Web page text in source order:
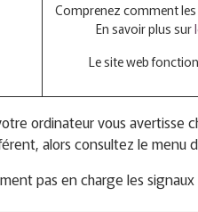
Comprenez comment
En savoir plus sur
Le site web
ordinateur vous avertisse
alors consultez le
pas en charge les